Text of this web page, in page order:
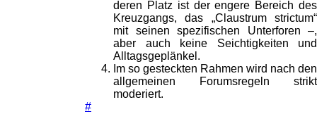
deren Platz ist der engere Bereich des
Kreuzgangs, das „Claustrum strictum“
mit seinen spezifischen Unterforen –,
aber auch keine Seichtigkeiten und
Alltagsgeplänkel.
Im so gesteckten Rahmen wird nach den
allgemeinen Forumsregeln strikt
moderiert.
#